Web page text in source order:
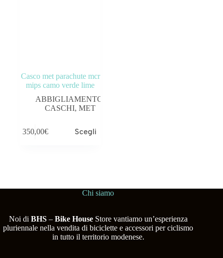
OUTLET
Tag prodotto
Casco met parachute mcr
mips camo verde lime
ABBIGLIAMENTO
CASCHI,MET
350,00€ Scegli
Chi siamo
Noi di BHS– Bike HouseStore vantiamo un’esperienza
pluriennale nella vendita di biciclette e accessori per ciclismo
in tutto il territorio modenese.